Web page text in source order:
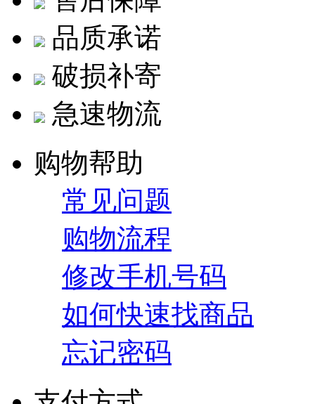
品质承诺
破损补寄
急速物流
购物帮助
常见问题
购物流程
修改手机号码
如何快速找商品
忘记密码